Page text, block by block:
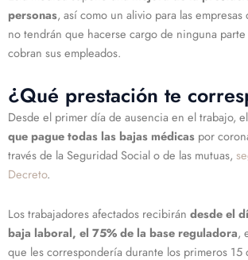
personas, así como un alivio para las
no tendrán que hacerse cargo de ninguna
cobran sus empleados.
¿Qué prestación te
Desde el primer día de ausencia en el trabajo, el
que pague todas las bajas médicas por
través de la Seguridad Social o de las mutuas,
Decreto.
Los trabajadores afectados recibirán desde el
baja laboral, el 75% de la base reguladora,
que les correspondería durante los primeros 15